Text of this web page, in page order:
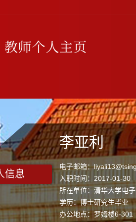
信息
李亚利
电子邮箱：
入职时间：2017-01-30
所在单位：清华大学电
学历：博士研究生毕业
办公地点：罗姆楼6-301